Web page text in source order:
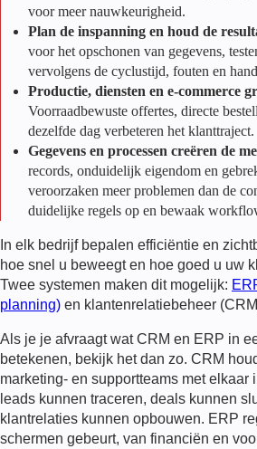
voor meer nauwkeurigheid.
Plan de inspanning en houd de
voor het opschonen van gegevens,
vervolgens de cyclustijd, fouten en
Productie, diensten en e-commerce
Voorraadbewuste offertes, directe
dezelfde dag verbeteren het klanttraject.
Gegevens en processen creëren de
records, onduidelijk eigendom en
veroorzaken meer problemen dan de
duidelijke regels op en bewaak
In elk bedrijf bepalen efficiëntie en
hoe snel u beweegt en hoe goed u uw
Twee systemen maken dit mogelijk:
planning) en klantenrelatiebeheer
Als je je afvraagt wat CRM en ERP in
betekenen, bekijk het dan zo. CRM
marketing- en supportteams met elkaar
leads kunnen traceren, deals kunnen
klantrelaties kunnen opbouwen. ERP
schermen gebeurt, van financiën en